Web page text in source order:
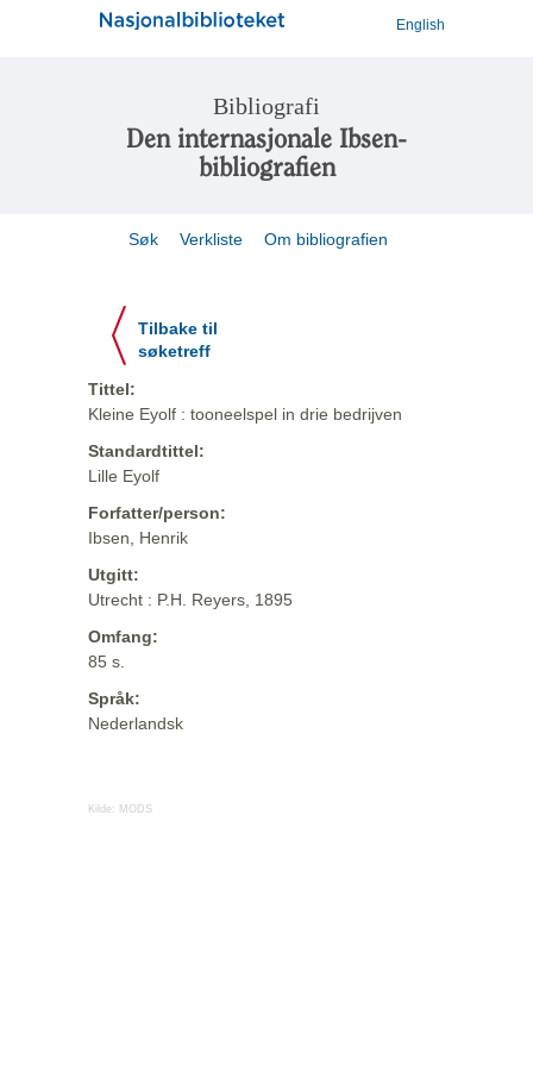
English
Bibliografi
Den internasjonale Ibsen-
bibliografien
Søk Verkliste Om bibliografien
Tilbake til
søketreff
Tittel:
Kleine Eyolf : tooneelspel in drie bedrijven
Standardtittel:
Lille Eyolf
Forfatter/person:
Ibsen, Henrik
Utgitt:
Utrecht : P.H. Reyers, 1895
Omfang:
85 s.
Språk:
Nederlandsk
Kilde: MODS